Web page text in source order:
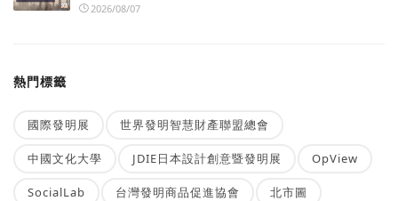
2026/08/07
熱門標籤
國際發明展 世界發明智慧財產聯盟總會
中國文化大學 JDIE日本設計創意暨發明展 OpView
SocialLab 台灣發明商品促進協會 北市圖